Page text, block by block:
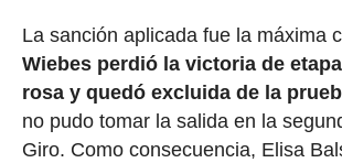
La sanción aplicada fue la máxima
Wiebes perdió la victoria de
rosa y quedó excluida de la
no pudo tomar la salida en la
Giro. Como consecuencia, Elisa